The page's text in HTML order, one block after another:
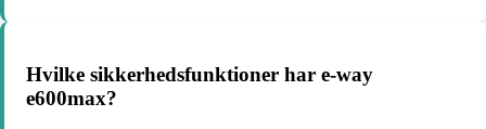
Hvilke sikkerhedsfunktioner har e-way
e600max?